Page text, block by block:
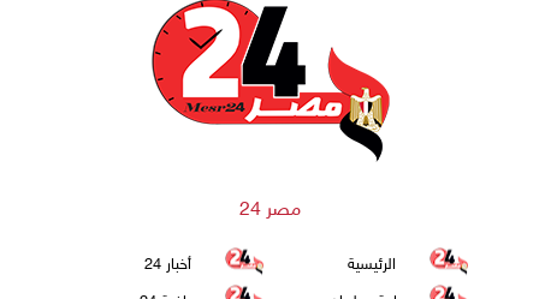
مصر 24
الرئيسية
أخبار 24